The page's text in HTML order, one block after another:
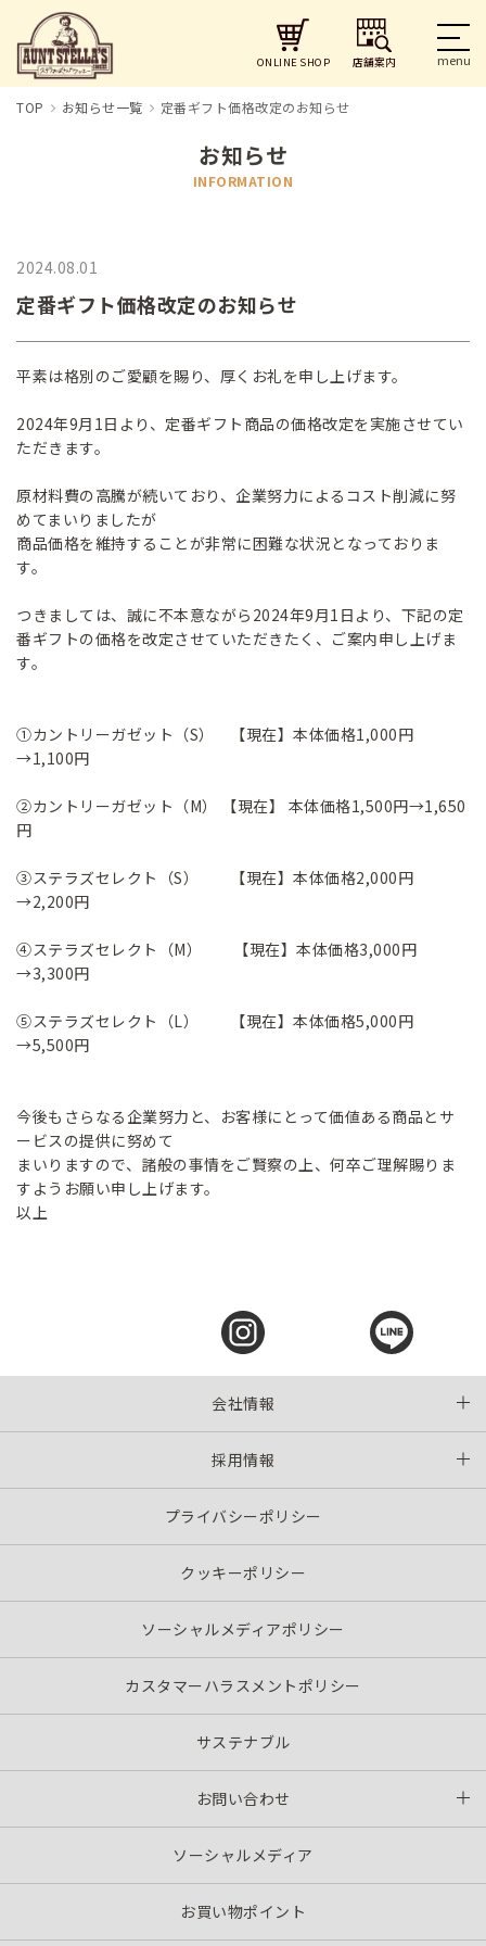
ONLINE SHOP 店舗案内
TOP お知らせ一覧 定番ギフト価格改定のお知らせ
お知らせ
INFORMATION
2024.08.01
定番ギフト価格改定のお知らせ
平素は格別のご愛顧を賜り、厚くお礼を申し上げます。
2024年9月1日より、定番ギフト商品の価格改定を実施させてい
ただきます。
原材料費の高騰が続いており、企業努力によるコスト削減に努
めてまいりましたが
商品価格を維持することが非常に困難な状況となっておりま
す。
つきましては、誠に不本意ながら2024年9月1日より、下記の定
番ギフトの価格を改定させていただきたく、ご案内申し上げま
す。
①カントリーガゼット（S） 【現在】本体価格1,000円
→1,100円
②カントリーガゼット（M） 【現在】 本体価格1,500円→1,650
円
③ステラズセレクト（S） 【現在】本体価格2,000円
→2,200円
④ステラズセレクト（M） 【現在】本体価格3,000円
→3,300円
⑤ステラズセレクト（L） 【現在】本体価格5,000円
→5,500円
今後もさらなる企業努力と、お客様にとって価値ある商品とサ
ービスの提供に努めて
まいりますので、諸般の事情をご賢察の上、何卒ご理解賜りま
すようお願い申し上げます。
以上
会社情報
採用情報
プライバシーポリシー
クッキーポリシー
ソーシャルメディアポリシー
カスタマーハラスメントポリシー
サステナブル
お問い合わせ
ソーシャルメディア
お買い物ポイント